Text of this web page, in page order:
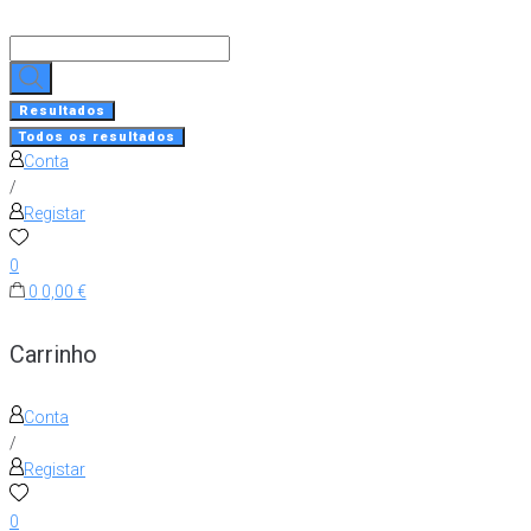
content
Resultados
Todos os resultados
Conta
/
Registar
0
0 0,00 €
Carrinho
Conta
/
Registar
0